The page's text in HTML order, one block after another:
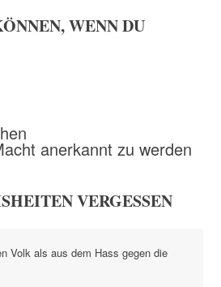
WENN DU
anerkannt zu werden
VERGESSEN
Volk als aus dem Hass gegen die